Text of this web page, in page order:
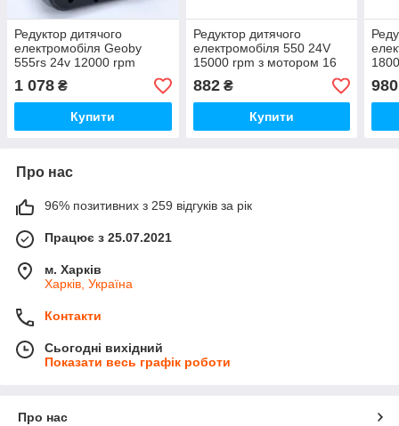
Редуктор дитячого
електромобіля Geoby
555rs 24v 12000 rpm
16вал
1 078 ₴
Купити
Редуктор дитячого
електромобіля 550 24V
15000 rpm з мотором 16
вал
882₴
Купити
980
Про нас
96% позитивних з 259 відгуків за рік
Працює з 25.07.2021
м. Харків
Харків, Україна
Контакти
Сьогодні вихідний
Показати весь графік роботи
Про нас